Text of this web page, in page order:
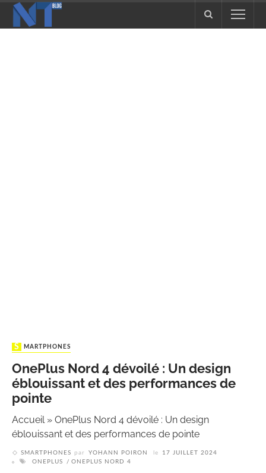
SMARTPHONES
OnePlus Nord 4 dévoilé : Un design
éblouissant et des performances de
pointe
Accueil» OnePlus Nord 4 dévoilé : Un design
éblouissant et des performances de pointe
SMARTPHONES par YOHANN POIRON le
17 JUILLET 2024
ONEPLUS
ONEPLUS NORD 4